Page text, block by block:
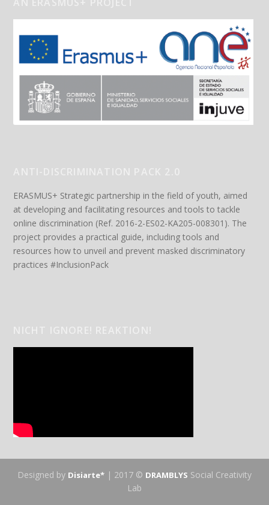
ERASMUS+ Strategic partnership in the field of youth, aimed
at developing and facilitating resources and tools to tackle
online discrimination (Ref. 2016-2-ES02-KA205-008301). The
project provides a practical guide, including tools and
resources how to unveil and prevent masked discriminatory
practices #InclusionPack
Designed by Disiarte* | 2017 © DRAMBLYS Social Creativity
Lab